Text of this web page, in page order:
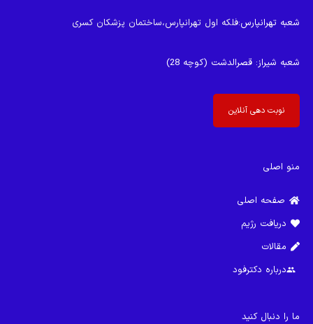
شعبه تهرانپارس:فلکه اول تهرانپارس،ساختمان پزشکان کسری
شعبه شیراز: قصرالدشت (کوچه 28)
نوبت دهی آنلاین
منو اصلی
صفحه اصلی
دریافت رژیم
مقالات
groupدرباره دکترفود
ما را دنبال کنید